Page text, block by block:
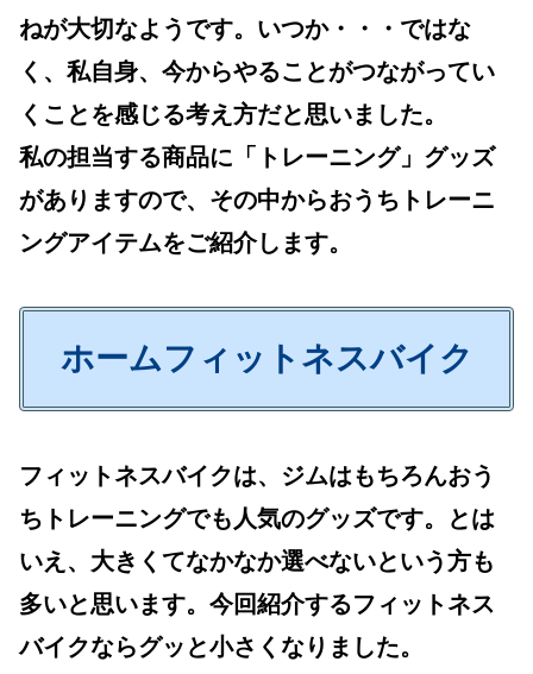
ねが大切なようです。いつか・・・ではな
く、私自身、今からやることがつながってい
くことを感じる考え方だと思いました。
私の担当する商品に「トレーニング」グッズ
がありますので、その中からおうちトレーニ
ングアイテムをご紹介します。
ホームフィットネスバイク
フィットネスバイクは、ジムはもちろんおう
ちトレーニングでも人気のグッズです。とは
いえ、大きくてなかなか選べないという方も
多いと思います。今回紹介するフィットネス
バイクならグッと小さくなりました。